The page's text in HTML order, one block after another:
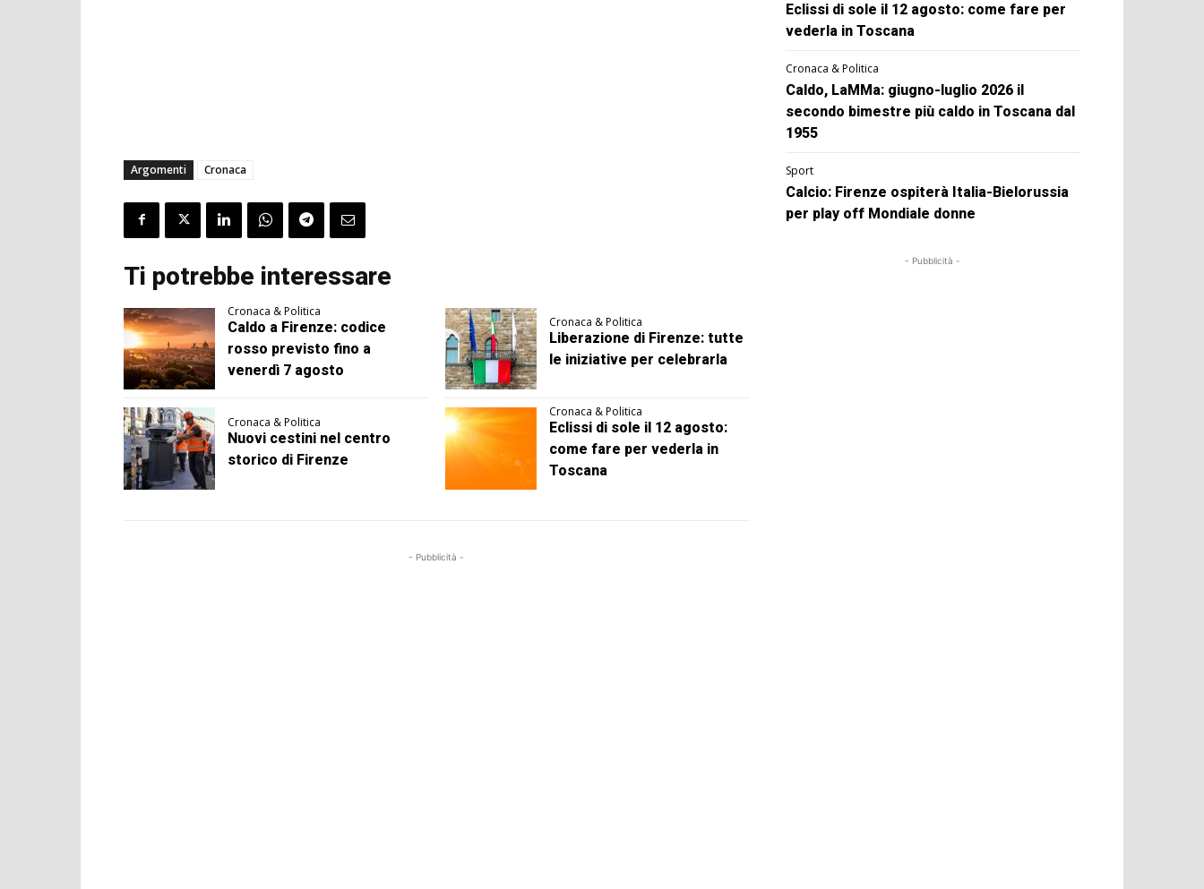
Argomenti Cronaca
Ti potrebbe interessare
Cronaca & Politica
Caldo a Firenze: codice
rosso previsto fino a
venerdì 7 agosto
Cronaca & Politica
Liberazione di Firenze: tutte
le iniziative per celebrarla
Cronaca & Politica
Nuovi cestini nel centro
storico di Firenze
Cronaca & Politica
Eclissi di sole il 12 agosto:
come fare per vederla in
Toscana
- Pubblicità -
Eclissi di sole il 12 agosto: come fare per
vederla in Toscana
Cronaca & Politica
Caldo, LaMMa: giugno-luglio 2026 il
secondo bimestre più caldo in Toscana dal
1955
Sport
Calcio: Firenze ospiterà Italia-Bielorussia
per play off Mondiale donne
- Pubblicità -